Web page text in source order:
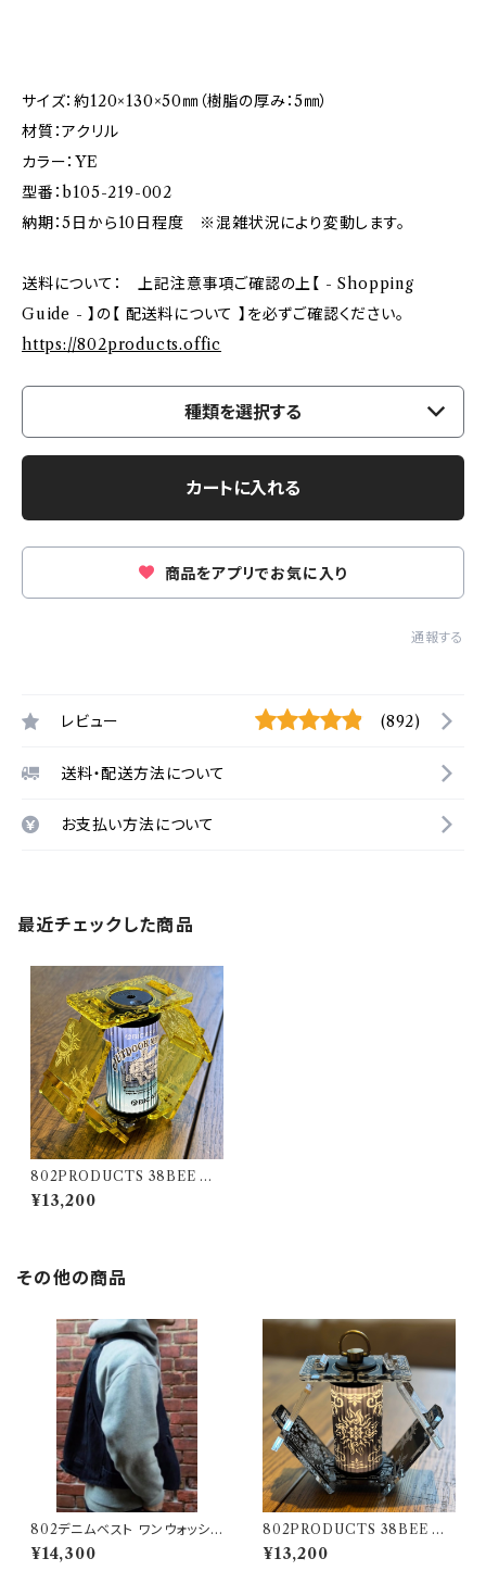
サイズ：約120×130×50㎜（樹脂の厚み：5㎜）
材質：アクリル
カラー：YE
型番：b105-219-002
納期：5日から10日程度 ※混雑状況により変動します。
送料について： 上記注意事項ご確認の上【 - Shopping
Guide - 】の【 配送料について 】を必ずご確認ください。
https://802products.offic
種類を選択する
カートに入れる
商品をアプリでお気に入り
通報する
レビュー (892)
送料・配送方法について
お支払い方法について
最近チェックした商品
802PRODUCTS 38BEE イ
エロー アクリルシェード yello
w 38灯 MIYABI
¥13,200
その他の商品
802デニムベスト ワンウォッシュ
タイプ
¥14,300
802PRODUCTS 38BEE ブ
ラック アクリルシェード black 3
8灯 MIYABI
¥13,200